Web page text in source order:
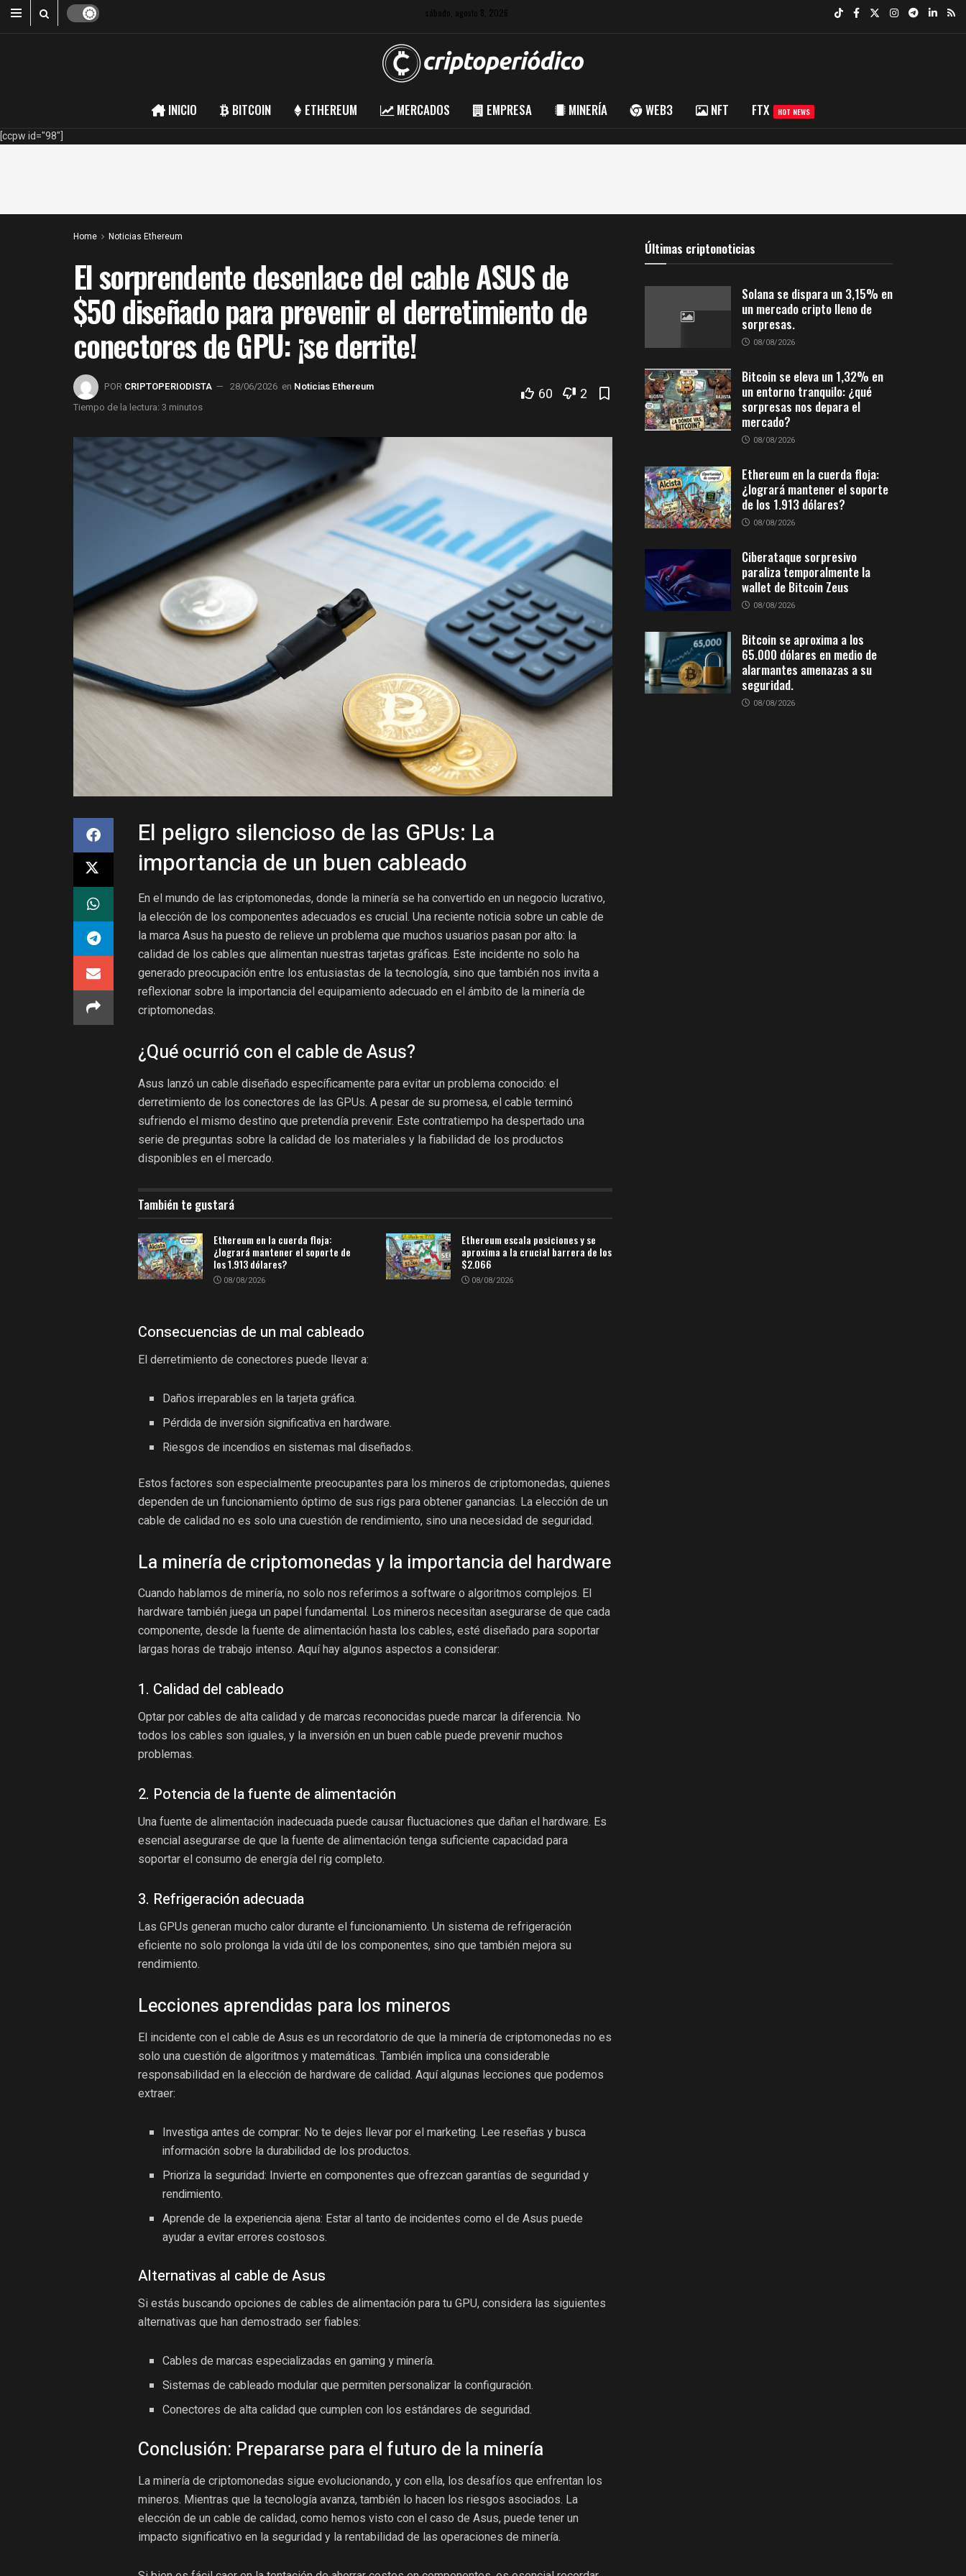
sábado, agosto 8, 2026
INICIO BITCOIN ETHEREUM MERCADOS EMPRESA MINERÍA WEB3 NFT FTX HOT NEWS
[ccpw id="98"]
Home Noticias Ethereum
El sorprendente desenlace del cable ASUS de
$50 diseñado para prevenir el derretimiento de
conectores de GPU: ¡se derrite!
POR CRIPTOPERIODISTA 28/06/2026 en Noticias Ethereum
Tiempo de la lectura: 3 minutos
60 2
El peligro silencioso de las GPUs: La
importancia de un buen cableado
En el mundo de las criptomonedas, donde la minería se ha convertido en un negocio lucrativo,
la elección de los componentes adecuados es crucial. Una reciente noticia sobre un cable de
la marca Asus ha puesto de relieve un problema que muchos usuarios pasan por alto: la
calidad de los cables que alimentan nuestras tarjetas gráficas. Este incidente no solo ha
generado preocupación entre los entusiastas de la tecnología, sino que también nos invita a
reflexionar sobre la importancia del equipamiento adecuado en el ámbito de la minería de
criptomonedas.
¿Qué ocurrió con el cable de Asus?
Asus lanzó un cable diseñado específicamente para evitar un problema conocido: el
derretimiento de los conectores de las GPUs. A pesar de su promesa, el cable terminó
sufriendo el mismo destino que pretendía prevenir. Este contratiempo ha despertado una
serie de preguntas sobre la calidad de los materiales y la fiabilidad de los productos
disponibles en el mercado.
También te gustará
Ethereum en la cuerda floja:
¿logrará mantener el soporte de
los 1.913 dólares?
08/08/2026
Ethereum escala posiciones y se
aproxima a la crucial barrera de los
$2.066
08/08/2026
Consecuencias de un mal cableado
El derretimiento de conectores puede llevar a:
Daños irreparables en la tarjeta gráfica.
Pérdida de inversión significativa en hardware.
Riesgos de incendios en sistemas mal diseñados.
Estos factores son especialmente preocupantes para los mineros de criptomonedas, quienes
dependen de un funcionamiento óptimo de sus rigs para obtener ganancias. La elección de un
cable de calidad no es solo una cuestión de rendimiento, sino una necesidad de seguridad.
La minería de criptomonedas y la importancia del hardware
Cuando hablamos de minería, no solo nos referimos a software o algoritmos complejos. El
hardware también juega un papel fundamental. Los mineros necesitan asegurarse de que cada
componente, desde la fuente de alimentación hasta los cables, esté diseñado para soportar
largas horas de trabajo intenso. Aquí hay algunos aspectos a considerar:
1. Calidad del cableado
Optar por cables de alta calidad y de marcas reconocidas puede marcar la diferencia. No
todos los cables son iguales, y la inversión en un buen cable puede prevenir muchos
problemas.
2. Potencia de la fuente de alimentación
Una fuente de alimentación inadecuada puede causar fluctuaciones que dañan el hardware. Es
esencial asegurarse de que la fuente de alimentación tenga suficiente capacidad para
soportar el consumo de energía del rig completo.
3. Refrigeración adecuada
Las GPUs generan mucho calor durante el funcionamiento. Un sistema de refrigeración
eficiente no solo prolonga la vida útil de los componentes, sino que también mejora su
rendimiento.
Lecciones aprendidas para los mineros
El incidente con el cable de Asus es un recordatorio de que la minería de criptomonedas no es
solo una cuestión de algoritmos y matemáticas. También implica una considerable
responsabilidad en la elección de hardware de calidad. Aquí algunas lecciones que podemos
extraer:
Investiga antes de comprar: No te dejes llevar por el marketing. Lee reseñas y busca
información sobre la durabilidad de los productos.
Prioriza la seguridad: Invierte en componentes que ofrezcan garantías de seguridad y
rendimiento.
Aprende de la experiencia ajena: Estar al tanto de incidentes como el de Asus puede
ayudar a evitar errores costosos.
Alternativas al cable de Asus
Si estás buscando opciones de cables de alimentación para tu GPU, considera las siguientes
alternativas que han demostrado ser fiables:
Cables de marcas especializadas en gaming y minería.
Sistemas de cableado modular que permiten personalizar la configuración.
Conectores de alta calidad que cumplen con los estándares de seguridad.
Conclusión: Prepararse para el futuro de la minería
La minería de criptomonedas sigue evolucionando, y con ella, los desafíos que enfrentan los
mineros. Mientras que la tecnología avanza, también lo hacen los riesgos asociados. La
elección de un cable de calidad, como hemos visto con el caso de Asus, puede tener un
impacto significativo en la seguridad y la rentabilidad de las operaciones de minería.
Últimas criptonoticias
Solana se dispara un 3,15% en
un mercado cripto lleno de
sorpresas.
08/08/2026
Bitcoin se eleva un 1,32% en
un entorno tranquilo: ¿qué
sorpresas nos depara el
mercado?
08/08/2026
Ethereum en la cuerda floja:
¿logrará mantener el soporte
de los 1.913 dólares?
08/08/2026
Ciberataque sorpresivo
paraliza temporalmente la
wallet de Bitcoin Zeus
08/08/2026
Bitcoin se aproxima a los
65.000 dólares en medio de
alarmantes amenazas a su
seguridad.
08/08/2026